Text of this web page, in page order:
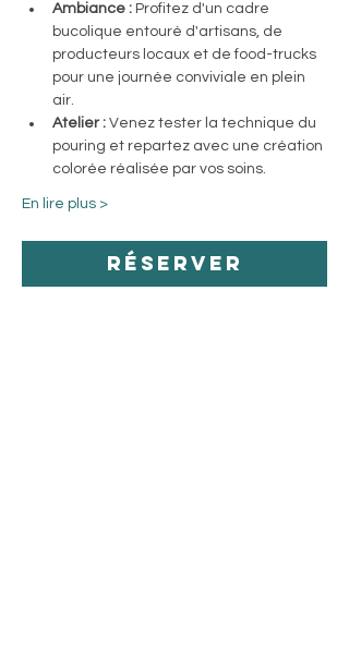
Ambiance : Profitez d'un cadre
bucolique entouré d'artisans, de
producteurs locaux et de food-trucks
pour une journée conviviale en plein
air.
Atelier : Venez tester la technique du
pouring et repartez avec une création
colorée réalisée par vos soins.
En lire plus >
Réserver